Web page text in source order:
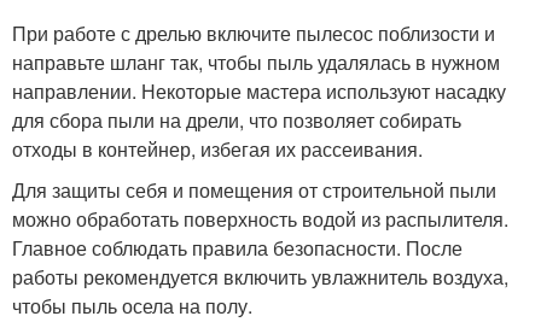
При работе с дрелью включите пылесос поблизости и
направьте шланг так, чтобы пыль удалялась в нужном
направлении. Некоторые мастера используют насадку
для сбора пыли на дрели, что позволяет собирать
отходы в контейнер, избегая их рассеивания.
Для защиты себя и помещения от строительной пыли
можно обработать поверхность водой из распылителя.
Главное соблюдать правила безопасности. После
работы рекомендуется включить увлажнитель воздуха,
чтобы пыль осела на полу.